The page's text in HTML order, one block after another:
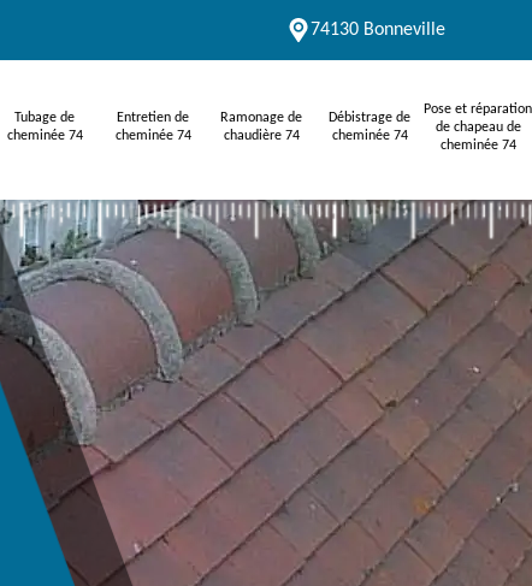
74130 Bonneville
Tubage de
cheminée 74
Entretien de
cheminée 74
Ramonage de
chaudière 74
Débistrage de
cheminée 74
Pose et réparation
de chapeau de
cheminée 74